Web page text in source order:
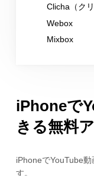
Clicha（クリ
Webox
Mixbox
iPhoneで
きる無料
iPhoneでYouTube
す。